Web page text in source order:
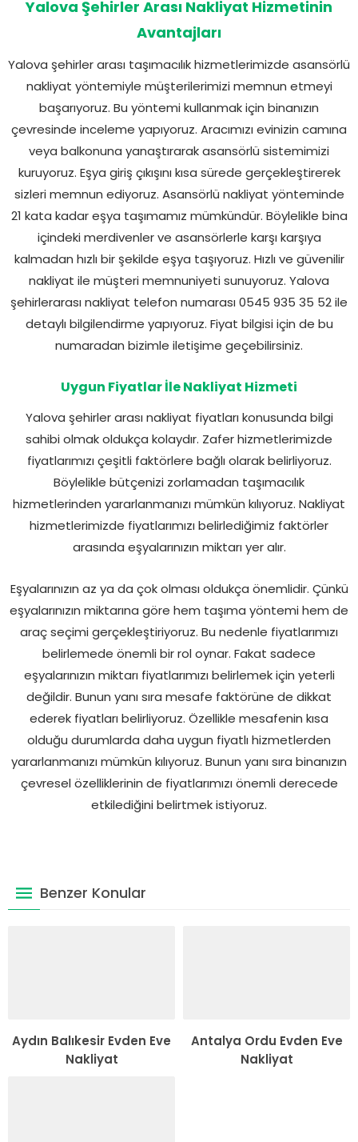
Yalova Şehirler Arası Nakliyat Hizmetinin
Avantajları
Yalova şehirler arası taşımacılık hizmetlerimizde asansörlü
nakliyat yöntemiyle müşterilerimizi memnun etmeyi
başarıyoruz. Bu yöntemi kullanmak için binanızın
çevresinde inceleme yapıyoruz. Aracımızı evinizin camına
veya balkonuna yanaştırarak asansörlü sistemimizi
kuruyoruz. Eşya giriş çıkışını kısa sürede gerçekleştirerek
sizleri memnun ediyoruz. Asansörlü nakliyat yönteminde
21 kata kadar eşya taşımamız mümkündür. Böylelikle bina
içindeki merdivenler ve asansörlerle karşı karşıya
kalmadan hızlı bir şekilde eşya taşıyoruz. Hızlı ve güvenilir
nakliyat ile müşteri memnuniyeti sunuyoruz. Yalova
şehirlerarası nakliyat telefon numarası 0545 935 35 52 ile
detaylı bilgilendirme yapıyoruz. Fiyat bilgisi için de bu
numaradan bizimle iletişime geçebilirsiniz.
Uygun Fiyatlar İle Nakliyat Hizmeti
Yalova şehirler arası nakliyat fiyatları konusunda bilgi
sahibi olmak oldukça kolaydır. Zafer hizmetlerimizde
fiyatlarımızı çeşitli faktörlere bağlı olarak belirliyoruz.
Böylelikle bütçenizi zorlamadan taşımacılık
hizmetlerinden yararlanmanızı mümkün kılıyoruz. Nakliyat
hizmetlerimizde fiyatlarımızı belirlediğimiz faktörler
arasında eşyalarınızın miktarı yer alır.
Eşyalarınızın az ya da çok olması oldukça önemlidir. Çünkü
eşyalarınızın miktarına göre hem taşıma yöntemi hem de
araç seçimi gerçekleştiriyoruz. Bu nedenle fiyatlarımızı
belirlemede önemli bir rol oynar. Fakat sadece
eşyalarınızın miktarı fiyatlarımızı belirlemek için yeterli
değildir. Bunun yanı sıra mesafe faktörüne de dikkat
ederek fiyatları belirliyoruz. Özellikle mesafenin kısa
olduğu durumlarda daha uygun fiyatlı hizmetlerden
yararlanmanızı mümkün kılıyoruz. Bunun yanı sıra binanızın
çevresel özelliklerinin de fiyatlarımızı önemli derecede
etkilediğini belirtmek istiyoruz.
Benzer Konular
Aydın Balıkesir Evden Eve
Nakliyat
Antalya Ordu Evden Eve
Nakliyat